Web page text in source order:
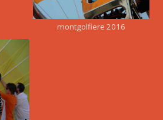
montgolfiere 2016